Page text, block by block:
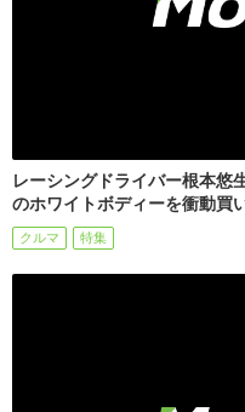
レーシングドライバー根本悠
のホワイトボディーを衝動買
クルマ 特集